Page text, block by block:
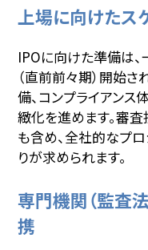
上場に向けたス
IPOに向けた準備は
（直前前々期）開始さ
備、コンプライアンス
緻化を進めます。審
も含め、全社的なプ
りが求められます。
専門機関（監査
携